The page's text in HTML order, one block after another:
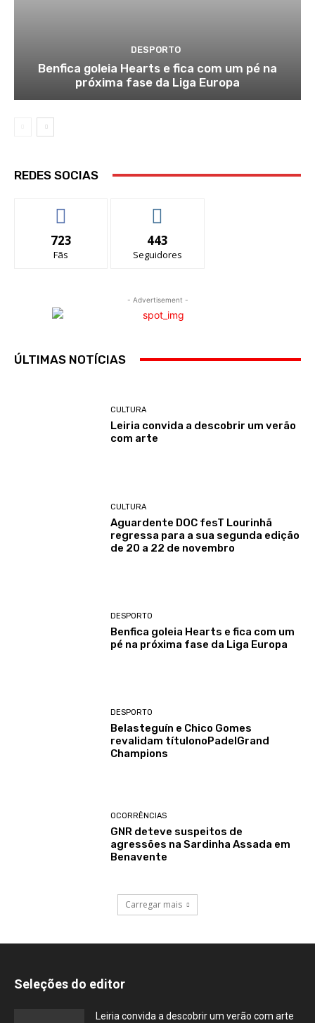
DESPORTO
Benfica goleia Hearts e fica com um pé na
próxima fase da Liga Europa
REDES SOCIAS
723
Fãs
443
Seguidores
- Advertisement -
ÚLTIMAS NOTÍCIAS
CULTURA
Leiria convida a descobrir um verão
com arte
CULTURA
Aguardente DOC fesT Lourinhã
regressa para a sua segunda edição
de 20 a 22 de novembro
DESPORTO
Benfica goleia Hearts e fica com um
pé na próxima fase da Liga Europa
DESPORTO
Belasteguín e Chico Gomes
revalidam títulonoPadelGrand
Champions
OCORRÊNCIAS
GNR deteve suspeitos de
agressões na Sardinha Assada em
Benavente
Carregar mais
Seleções do editor
Leiria convida a descobrir um verão com arte